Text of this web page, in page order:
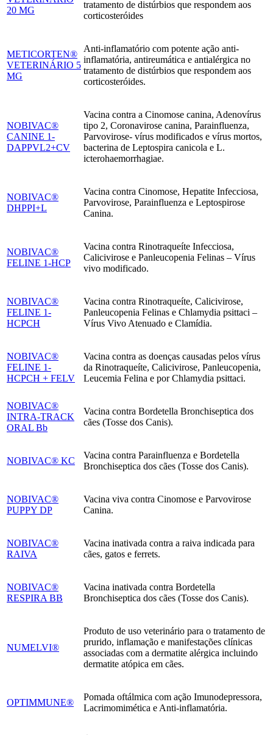
20 MG
tratamento de distúrbios que respondem aos
corticosteróides
METICORTEN®
VETERINÁRIO 5
MG
Anti-inflamatório com potente ação anti-
inflamatória, antireumática e antialérgica no
tratamento de distúrbios que respondem aos
corticosteróides.
NOBIVAC®
CANINE 1-
DAPPVL2+CV
Vacina contra a Cinomose canina, Adenovírus
tipo 2, Coronavirose canina, Parainfluenza,
Parvovirose- vírus modificados e vírus mortos,
bacterina de Leptospira canicola e L.
icterohaemorrhagiae.
NOBIVAC®
DHPPI+L
Vacina contra Cinomose, Hepatite Infecciosa,
Parvovirose, Parainfluenza e Leptospirose
Canina.
NOBIVAC®
FELINE 1-HCP
Vacina contra Rinotraqueíte Infecciosa,
Calicivirose e Panleucopenia Felinas – Vírus
vivo modificado.
NOBIVAC®
FELINE 1-
HCPCH
Vacina contra Rinotraqueíte, Calicivirose,
Panleucopenia Felinas e Chlamydia psittaci –
Vírus Vivo Atenuado e Clamídia.
NOBIVAC®
FELINE 1-
HCPCH + FELV
Vacina contra as doenças causadas pelos vírus
da Rinotraqueíte, Calicivirose, Panleucopenia,
Leucemia Felina e por Chlamydia psittaci.
NOBIVAC®
INTRA-TRACK
ORAL Bb
Vacina contra Bordetella Bronchiseptica dos
cães (Tosse dos Canis).
NOBIVAC® KC
Vacina contra Parainfluenza e Bordetella
Bronchiseptica dos cães (Tosse dos Canis).
NOBIVAC®
PUPPY DP
Vacina viva contra Cinomose e Parvovirose
Canina.
NOBIVAC®
RAIVA
Vacina inativada contra a raiva indicada para
cães, gatos e ferrets.
NOBIVAC®
RESPIRA BB
Vacina inativada contra Bordetella
Bronchiseptica dos cães (Tosse dos Canis).
NUMELVI®
Produto de uso veterinário para o tratamento de
prurido, inflamação e manifestações clínicas
associadas com a dermatite alérgica incluindo
dermatite atópica em cães.
OPTIMMUNE®
Pomada oftálmica com ação Imunodepressora,
Lacrimomimética e Anti-inflamatória.